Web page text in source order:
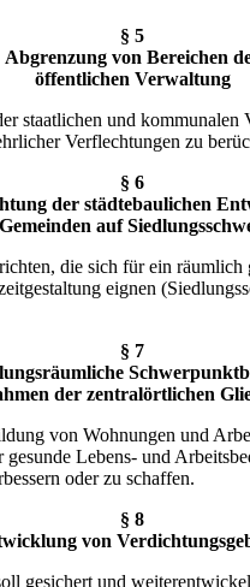
§ 5
Abgrenzung von Bereichen
öffentlichen Verwaltung
und
Verflechtungen zu
§ 6
der städtebaulichen
auf
die sich für ein
eignen
§ 7
der zentralörtlichen
von Wohnungen und
Lebens- und
oder zu schaffen.
§ 8
von
gesichert und